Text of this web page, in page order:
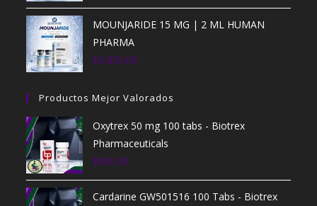
MOUNJARIDE 15 MG | 2 ML HUMAN
PHARMA
$3,850.00
Productos Mejor Valorados
Oxytrex 50 mg 100 tabs - Biotrex
Pharmaceuticals
$800.00
Cardarine GW501516 100 Tabs - Biotrex